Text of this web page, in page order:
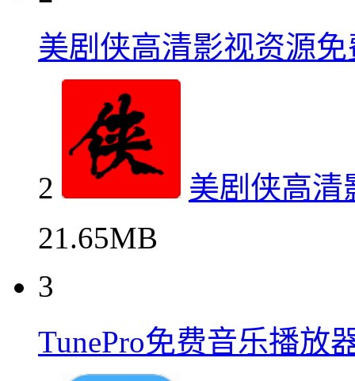
美剧侠高清影视资源
2
美剧侠高清
21.65MB
3
TunePro免费音乐播放